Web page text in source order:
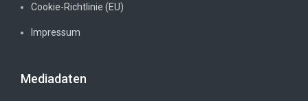
Cookie-Richtlinie (EU)
Impressum
Mediadaten